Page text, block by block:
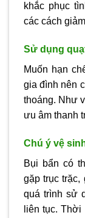
khắc phục
các cách
Sử dụng
Muốn hạn
gia đình nên
thoáng. Như
ưu âm thanh
Chú ý vệ
Bụi bẩn có
gặp trục trặc,
quá trình sử
liên tục.